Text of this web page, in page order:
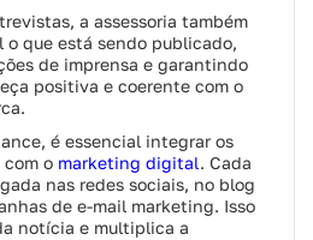
a assessoria também
o que está sendo publicado,
de imprensa e garantindo
positiva e coerente com o
é essencial integrar os
o marketing digital. Cada
nas redes sociais, no blog
de e-mail marketing. Isso
notícia e multiplica a